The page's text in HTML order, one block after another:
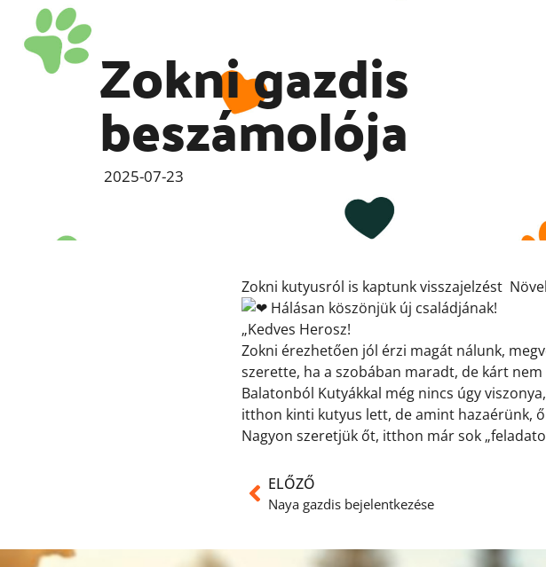
Zokni gazdis
beszámolója
2025-07-23
Zokni kutyusról is kaptunk visszajelzést
Hálásan köszönjük új családjának!
„Kedves Herosz!
Zokni érezhetően jól érzi magát nálunk,
szerette, ha a szobában maradt, de kárt
Balatonból Kutyákkal még nincs úgy
itthon kinti kutyus lett, de amint hazaérünk,
Nagyon szeretjük őt, itthon már sok
ELŐZŐ
Naya gazdis bejelentkezése